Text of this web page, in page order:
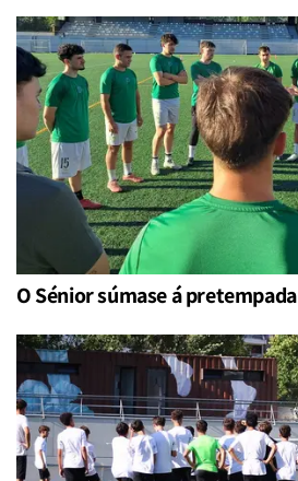
O Sénior súmase á pretempada